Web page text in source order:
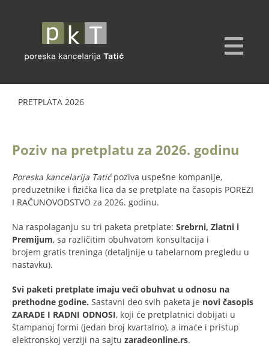
PRETPLATA 2026
Poziv na pretplatu za 2026. godinu
Poreska kancelarija Tatićpoziva uspešne kompanije,
preduzetnike i fizička lica da se pretplate na časopis POREZI
I RAČUNOVODSTVO za 2026. godinu.
Na raspolaganju su tri paketa pretplate: Srebrni, Zlatni i
Premijum, sa različitim obuhvatom konsultacija i
brojem gratis treninga (detaljnije u tabelarnom pregledu u
nastavku).
Svi paketi pretplate imaju veći obuhvat u odnosu na
prethodne godine. Sastavni deo svih paketa je novi časopis
ZARADE I RADNI ODNOSI, koji će pretplatnici dobijati u
štampanoj formi (jedan broj kvartalno), a imaće i pristup
elektronskoj verziji na sajtu zaradeonline.rs.